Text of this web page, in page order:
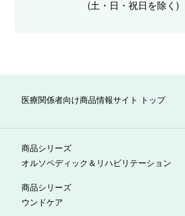
(土・日・祝日を除く)
医療関係者向け商品情報サイト トップ
商品シリーズ
オルソペディック＆リハビリテーション
商品シリーズ
ウンドケア